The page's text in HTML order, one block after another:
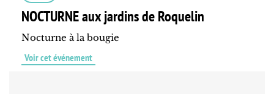
NOCTURNE aux jardins de Roquelin
Nocturne à la bougie
Voir cet événement